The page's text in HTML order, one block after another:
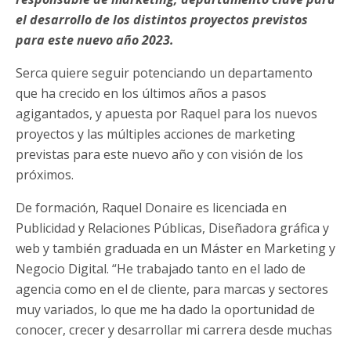
el desarrollo de los distintos proyectos previstos
para este nuevo año 2023.
Serca quiere seguir potenciando un departamento
que ha crecido en los últimos años a pasos
agigantados, y apuesta por Raquel para los nuevos
proyectos y las múltiples acciones de marketing
previstas para este nuevo año y con visión de los
próximos.
De formación, Raquel Donaire es licenciada en
Publicidad y Relaciones Públicas, Diseñadora gráfica y
web y también graduada en un Máster en Marketing y
Negocio Digital. “He trabajado tanto en el lado de
agencia como en el de cliente, para marcas y sectores
muy variados, lo que me ha dado la oportunidad de
conocer, crecer y desarrollar mi carrera desde muchas